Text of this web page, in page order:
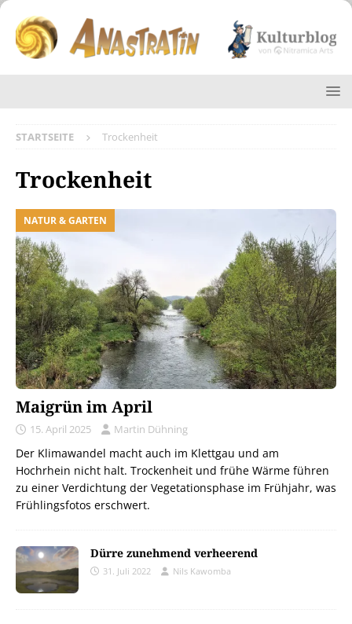
STARTSEITE Trockenheit
Trockenheit
NATUR & GARTEN
Maigrün im April
15. April 2025 Martin Dühning
Der Klimawandel macht auch im Klettgau und am
Hochrhein nicht halt. Trockenheit und frühe Wärme führen
zu einer Verdichtung der Vegetationsphase im Frühjahr, was
Frühlingsfotos erschwert.
Dürre zunehmend verheerend
31. Juli 2022 Nils Kawomba